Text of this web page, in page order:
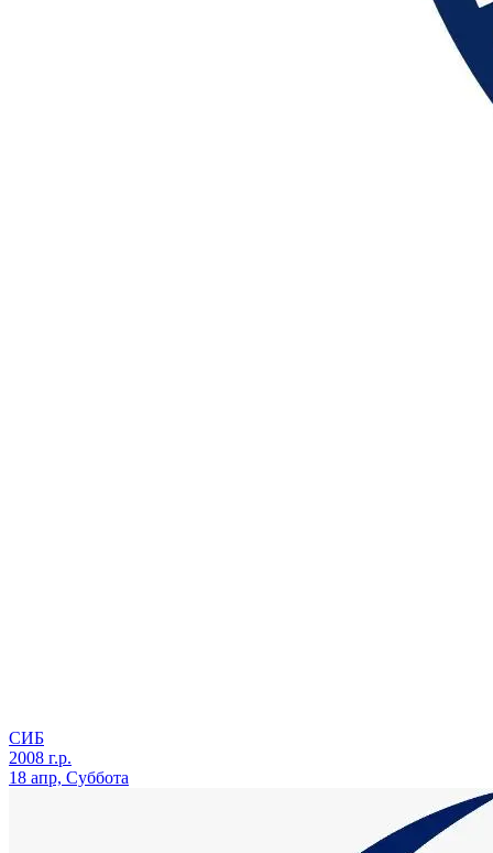
СИБ
2008 г.р.
18 апр, Суббота